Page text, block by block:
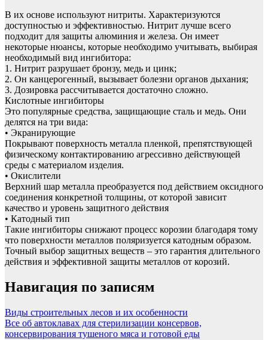
В их основе используют нитриты. Характеризуются
доступностью и эффективностью. Нитрит лучше всего
подходит для защиты алюминия и железа. Он имеет
некоторые нюансы, которые необходимо учитывать, выбирая
необходимый вид ингибитора:
1. Нитрит разрушает бронзу, медь и цинк;
2. Он канцерогенный, вызывает болезни органов дыхания;
3. Дозировка рассчитывается достаточно сложно.
Кислотные ингибиторы
Это популярные средства, защищающие сталь и медь. Они
делятся на три вида:
• Экранирующие
Покрывают поверхность металла пленкой, препятствующей
физическому контактированию агрессивно действующей
среды с материалом изделия.
• Окислители
Верхний шар металла преобразуется под действием оксидного
соединения конкретной толщины, от которой зависит
качество и уровень защитного действия
• Катодный тип
Такие ингибиторы снижают процесс корозии благодаря тому
что поверхности металлов поляризуется катодным образом.
Точный выбор защитных веществ – это гарантия длительного
действия и эффективной защиты металлов от корозий.
Навигация по записям
Виды строительных лесов и их особенности
Все об автоклавах для стерилизации консервов,
консервирования тушеного мяса и готовой еды